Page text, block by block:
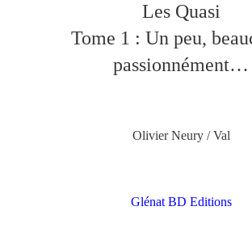
Les Quasi
Tome 1 : Un peu,
passionnément…
Olivier Neury / Val
Glénat BD Editions